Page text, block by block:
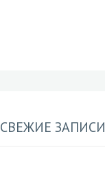
СВЕЖИЕ ЗАПИСИ